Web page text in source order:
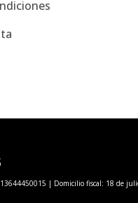
| Domicilio fiscal: 18 de